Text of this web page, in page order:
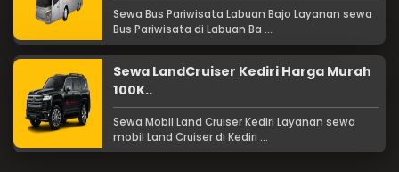
Sewa Bus Pariwisata Labuan Bajo Layanan sewa
Bus Pariwisata di Labuan Ba ...
Sewa LandCruiser Kediri Harga Murah
100K..
Sewa Mobil Land Cruiser Kediri Layanan sewa
mobil Land Cruiser di Kediri ...